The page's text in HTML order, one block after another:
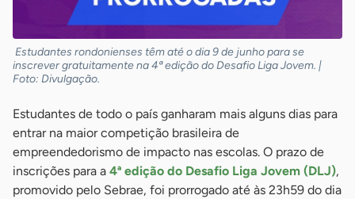
Estudantes rondonienses têm até o dia 9 de junho para se
inscrever gratuitamente na 4ª edição do Desafio Liga Jovem. |
Foto: Divulgação.
Estudantes de todo o país ganharam mais alguns dias para
entrar na maior competição brasileira de
empreendedorismo de impacto nas escolas. O prazo de
inscrições para a 4ª edição do Desafio Liga Jovem (DLJ),
promovido pelo Sebrae, foi prorrogado até às 23h59 do dia